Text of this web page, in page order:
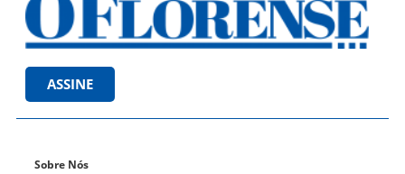
ASSINE
Sobre Nós